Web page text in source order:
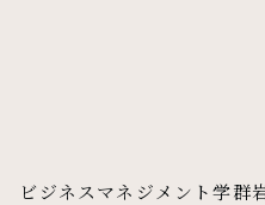
ビジネスマネジメント学群